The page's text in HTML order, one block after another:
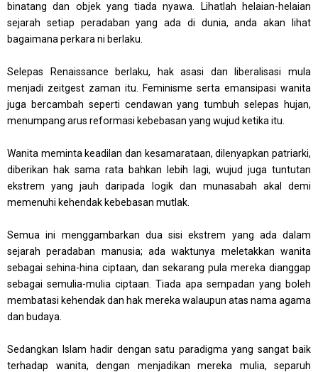
binatang dan objek yang tiada nyawa. Lihatlah helaian-helaian
sejarah setiap peradaban yang ada di dunia, anda akan lihat
bagaimana perkara ni berlaku.
Selepas Renaissance berlaku, hak asasi dan liberalisasi mula
menjadi zeitgest zaman itu. Feminisme serta emansipasi wanita
juga bercambah seperti cendawan yang tumbuh selepas hujan,
menumpang arus reformasi kebebasan yang wujud ketika itu.
Wanita meminta keadilan dan kesamarataan, dilenyapkan patriarki,
diberikan hak sama rata bahkan lebih lagi, wujud juga tuntutan
ekstrem yang jauh daripada logik dan munasabah akal demi
memenuhi kehendak kebebasan mutlak.
Semua ini menggambarkan dua sisi ekstrem yang ada dalam
sejarah peradaban manusia; ada waktunya meletakkan wanita
sebagai sehina-hina ciptaan, dan sekarang pula mereka dianggap
sebagai semulia-mulia ciptaan. Tiada apa sempadan yang boleh
membatasi kehendak dan hak mereka walaupun atas nama agama
dan budaya.
Sedangkan Islam hadir dengan satu paradigma yang sangat baik
terhadap wanita, dengan menjadikan mereka mulia, separuh